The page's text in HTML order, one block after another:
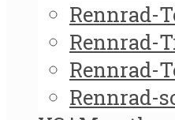
Rennrad-
Rennrad-
Rennrad-
Rennrad-